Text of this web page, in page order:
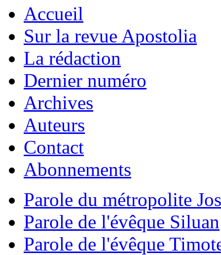
Accueil
Sur la revue Apostolia
La rédaction
Dernier numéro
Archives
Auteurs
Contact
Abonnements
Parole du métropolite
Parole de l'évêque Siluan
Parole de l'évêque